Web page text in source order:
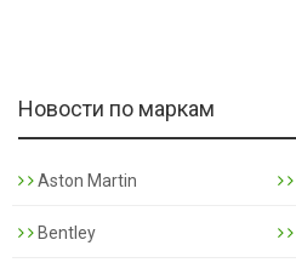
Новости по маркам
Aston Martin
Bentley